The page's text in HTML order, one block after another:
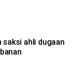
saksi ahli dugaan